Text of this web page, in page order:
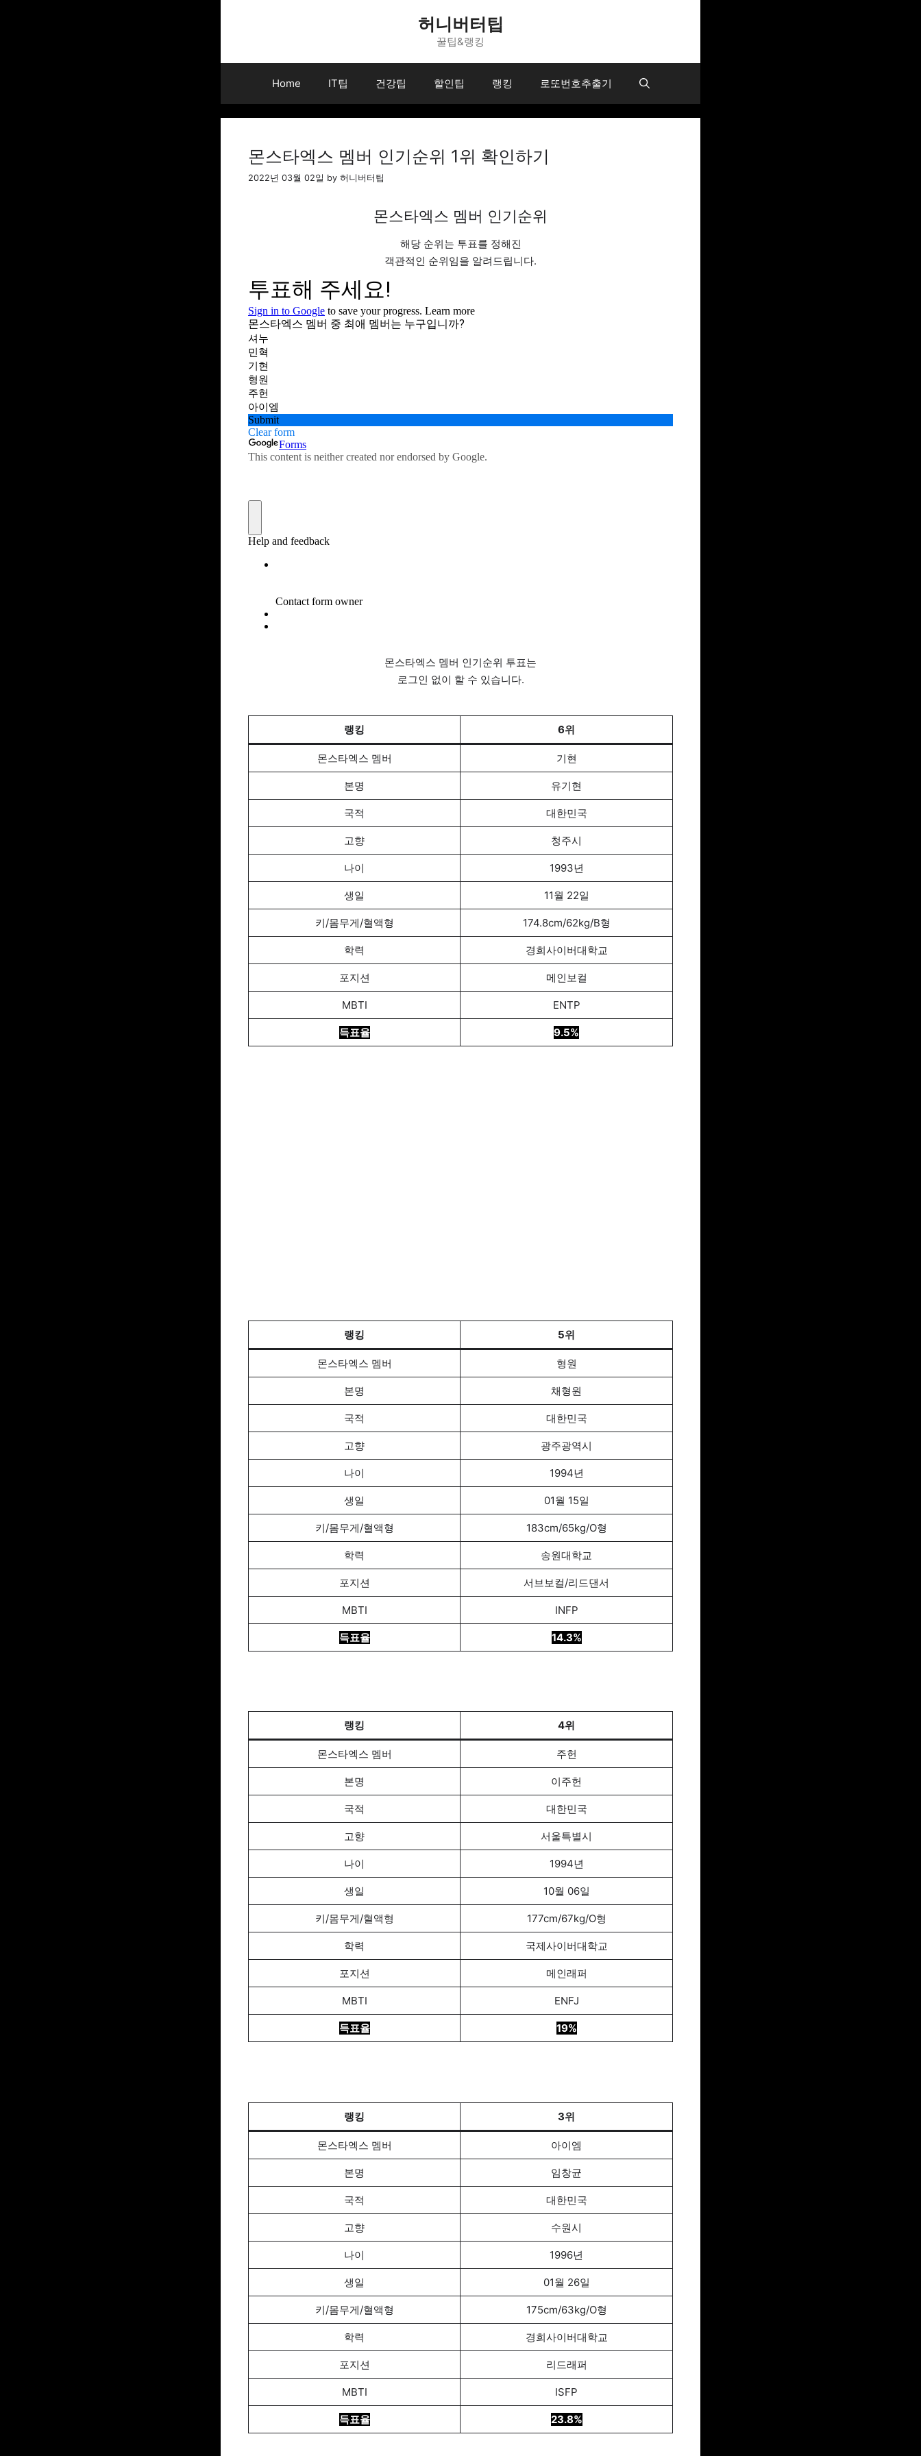
허니버터팁
꿀팁&랭킹
Home IT팁 건강팁 할인팁 랭킹 로또번호추출기
몬스타엑스 멤버 인기순위 1위 확인하기
2022년 03월 02일 by 허니버터팁
몬스타엑스 멤버 인기순위
해당 순위는 투표를 정해진
객관적인 순위임을 알려드립니다.
몬스타엑스 멤버 인기순위 투표는
로그인 없이 할 수 있습니다.
랭킹 6위
몬스타엑스 멤버 기현
본명 유기현
국적 대한민국
고향 청주시
나이 1993년
생일 11월 22일
키/몸무게/혈액형 174.8cm/62kg/B형
학력 경희사이버대학교
포지션 메인보컬
MBTI ENTP
득표율 9.5%
랭킹 5위
몬스타엑스 멤버 형원
본명 채형원
국적 대한민국
고향 광주광역시
나이 1994년
생일 01월 15일
키/몸무게/혈액형 183cm/65kg/O형
학력 송원대학교
포지션 서브보컬/리드댄서
MBTI INFP
득표율 14.3%
랭킹 4위
몬스타엑스 멤버 주헌
본명 이주헌
국적 대한민국
고향 서울특별시
나이 1994년
생일 10월 06일
키/몸무게/혈액형 177cm/67kg/O형
학력 국제사이버대학교
포지션 메인래퍼
MBTI ENFJ
득표율 19%
랭킹 3위
몬스타엑스 멤버 아이엠
본명 임창균
국적 대한민국
고향 수원시
나이 1996년
생일 01월 26일
키/몸무게/혈액형 175cm/63kg/O형
학력 경희사이버대학교
포지션 리드래퍼
MBTI ISFP
득표율 23.8%